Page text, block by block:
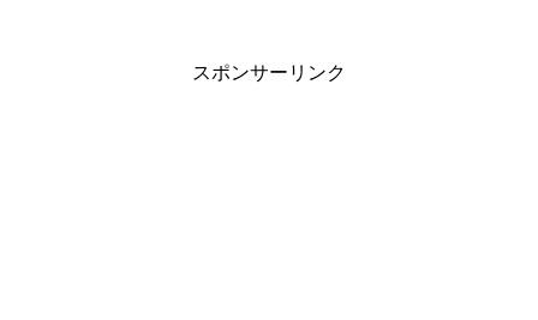
スポンサーリンク